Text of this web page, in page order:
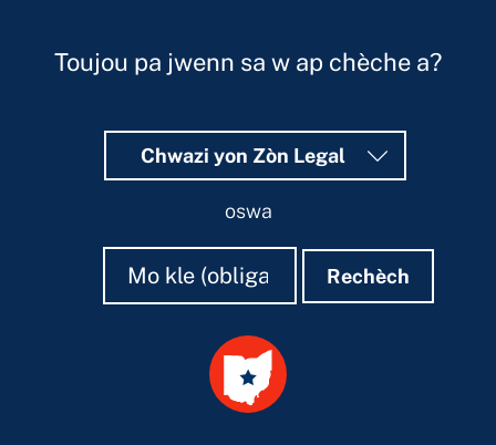
Toujou pa jwenn sa w ap chèche a?
Chwazi yon Zòn Legal
oswa
Rechèch
Rechèch Rechèch